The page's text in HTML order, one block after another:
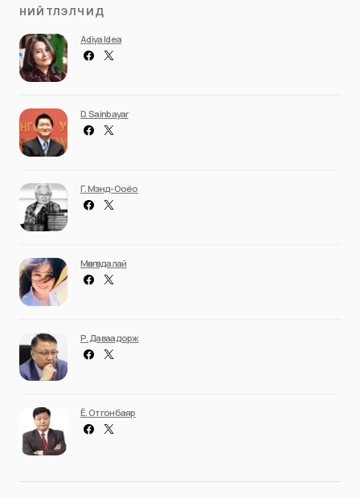
НИЙТЛЭЛЧИД
Adiya Idea
D. Sainbayar
Г. Мэнд-Ооёо
Мөнгөндалай
Р. Даваадорж
Ё. Отгонбаяр